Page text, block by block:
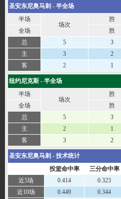
圣安东尼奥马刺 - 半全场
半场
场次
胜
全场
胜
总
5 3
主
3 2
客
2 1
纽约尼克斯 - 半全场
半场
场次
胜
全场
胜
总
5 3
主
2 1
客
3 2
圣安东尼奥马刺 - 技术统计
投篮命中率
三分命中率
近5场
0.414 0.323
近10场
0.449 0.344